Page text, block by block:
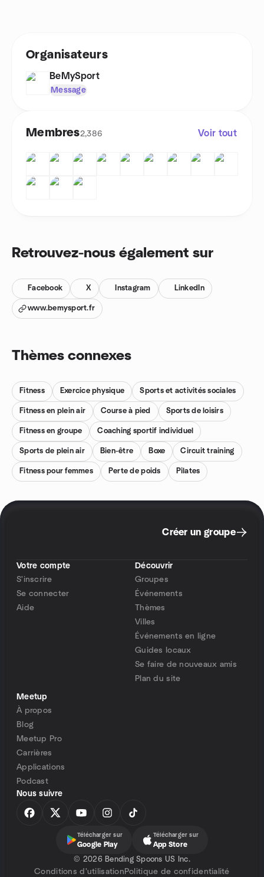
Organisateurs
BeMySport
Message
Membres2,386 Voir tout
Retrouvez-nous également sur
Facebook X Instagram LinkedIn
www.bemysport.fr
Thèmes connexes
Fitness Exercice physique Sports et activités sociales
Fitness en plein air Course à pied Sports de loisirs
Fitness en groupe Coaching sportif individuel
Sports de plein air Bien-être Boxe Circuit training
Fitness pour femmes Perte de poids Pilates
Créer un groupe
Votre compte
S'inscrire
Se connecter
Aide
Découvrir
Groupes
Événements
Thèmes
Villes
Événements en ligne
Guides locaux
Se faire de nouveaux amis
Plan du site
Meetup
À propos
Blog
Meetup Pro
Carrières
Applications
Podcast
Nous suivre
Télécharger sur
Google Play
Télécharger sur
App Store
© 2026 Bending Spoons US Inc.
Conditions d'utilisation Politique de confidentialité